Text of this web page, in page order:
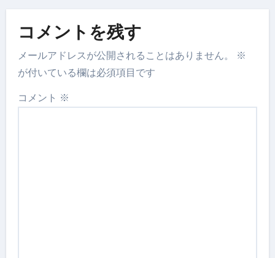
コメントを残す
メールアドレスが公開されることはありません。
※
が付いている欄は必須項目です
コメント ※